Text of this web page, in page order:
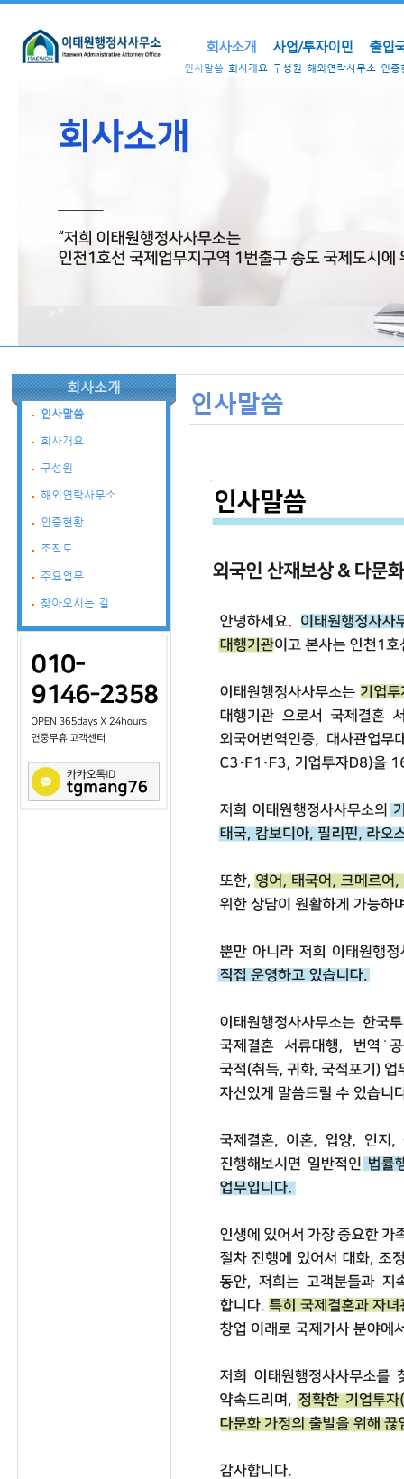
회사소개 사업/투자이민 출입
인사말씀 회사개요 구성원 해외연락사무소 인증
회사소개
인사말씀
회사개요
구성원
해외연락사무소
인증현황
조직도
주요업무
찾아오시는 길
인사말씀